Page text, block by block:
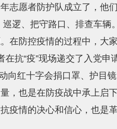
志愿者防护队成立了，他
逻、把守路口、排查车辆
在防控疫情的过程中，大
在抗“疫”现场递交了入党申
向红十字会捐口罩、护目
，也是在防疫战中承上启
疫情的决心和信心，也是